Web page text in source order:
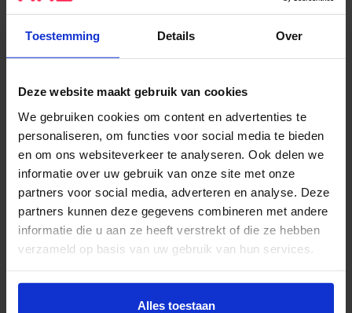
Toestemming Details Over
Deze website maakt gebruik van cookies
We gebruiken cookies om content en advertenties te
personaliseren, om functies voor social media te bieden
en om ons websiteverkeer te analyseren. Ook delen we
informatie over uw gebruik van onze site met onze
partners voor social media, adverteren en analyse. Deze
partners kunnen deze gegevens combineren met andere
informatie die u aan ze heeft verstrekt of die ze hebben
verzameld op basis van uw gebruik van hun services.
Wil je meer weten of de voorkeur aanpassen, bekijk dan
Alles toestaan
Let op: berichten die worden verstuurd naar een
@live.nl, @hotmail.com/hotmail.nl of @outlook.com
adviseren je om een e-mailadres met een andere mail
extensie te gebruiken.
• Je bent er zelf verantwoordelijk voor je mail
regelmatig te checken. Vergeet hierbij niet te kijken of
er niet per ongeluk mail in je spambox terecht is
gekomen.